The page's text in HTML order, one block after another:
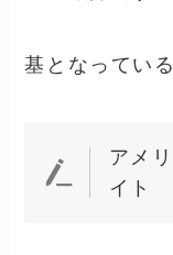
基となってい
アメ
イト